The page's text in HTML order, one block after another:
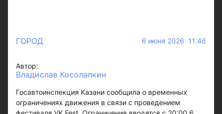
ГОРОД 6 июня 2026 11:46
Автор:
Владислав Косолапкин
Госавтоинспекция Казани сообщила о временных
ограничениях движения в связи с проведением